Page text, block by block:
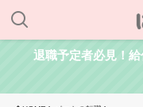
退職予定者必見！